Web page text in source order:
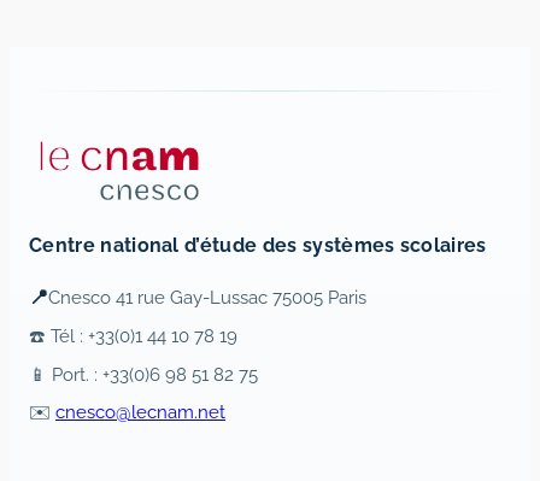
Centre national d’étude des systèmes scolaires
📍Cnesco 41 rue Gay-Lussac 75005 Paris
☎️ Tél : +33(0)1 44 10 78 19
📱 Port. : +33(0)6 98 51 82 75
✉️ cnesco@lecnam.net